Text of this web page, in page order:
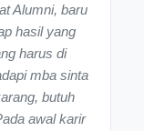
Alumni, baru
hasil yang
harus di
mba sinta
butuh
awal karir